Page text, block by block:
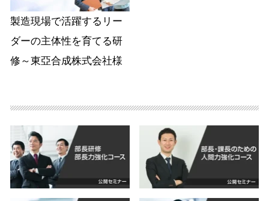
製造現場で活躍するリー
ダーの主体性を育てる研
修～東亞合成株式会社様